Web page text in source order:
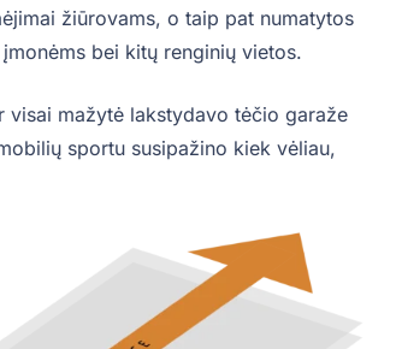
žiūrovams, o taip pat numatytos
bei kitų renginių vietos.
visai mažytė lakstydavo tėčio garaže
sportu susipažino kiek vėliau,